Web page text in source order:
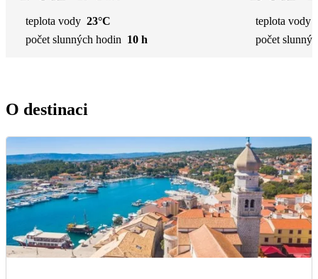
teplota vody 23°C
počet slunných hodin 10 h
teplota vody
počet
O destinaci